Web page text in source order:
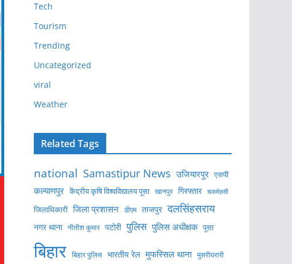
Tech
Tourism
Trending
Uncategorized
viral
Weather
Related Tags
national Samastipur News उजियारपुर एसपी
कल्याणपुर केंद्रीय कृषि विश्वविद्यालय पूसा खानपुर गिरफ्तार चकमेहसी
जिलाधिकारी जिला प्रशासन डीएम ताजपुर दलसिंहसराय
नगर थाना नीतीश कुमार पटोरी पुलिस पुलिस अधीक्षक पूसा
बिहार बिहार पुलिस भारतीय रेल मुफस्सिल थाना मुसरीघरारी